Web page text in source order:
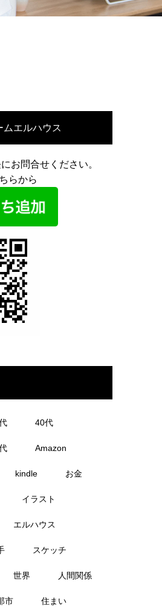
エルハウス
お問合せください。
らから
40代
Amazon
kindle お金
イラスト
エルハウス
スケッチ
世界 人間関係
市 住まい